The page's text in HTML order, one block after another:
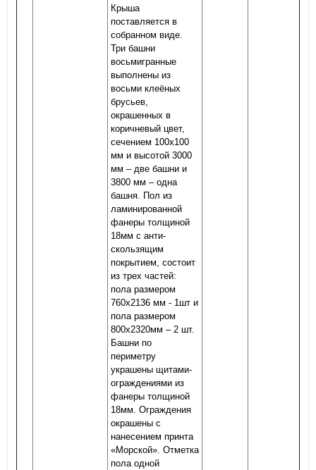
Крыша
поставляется в
собранном виде.
Три башни
восьмигранные
выполнены из
восьми клеёных
брусьев,
окрашенных в
коричневый цвет,
сечением 100х100
мм и высотой 3000
мм – две башни и
3800 мм – одна
башня. Пол из
ламинированной
фанеры толщиной
18мм с анти-
скользящим
покрытием, состоит
из трех частей:
пола размером
760х2136 мм - 1шт и
пола размером
800х2320мм – 2 шт.
Башни по
периметру
украшены щитами-
ограждениями из
фанеры толщиной
18мм. Ограждения
окрашены с
нанесением принта
«Морской». Отметка
пола одной